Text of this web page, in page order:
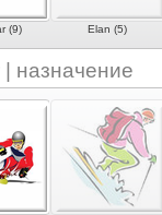
(9) Elan (5)
назначение